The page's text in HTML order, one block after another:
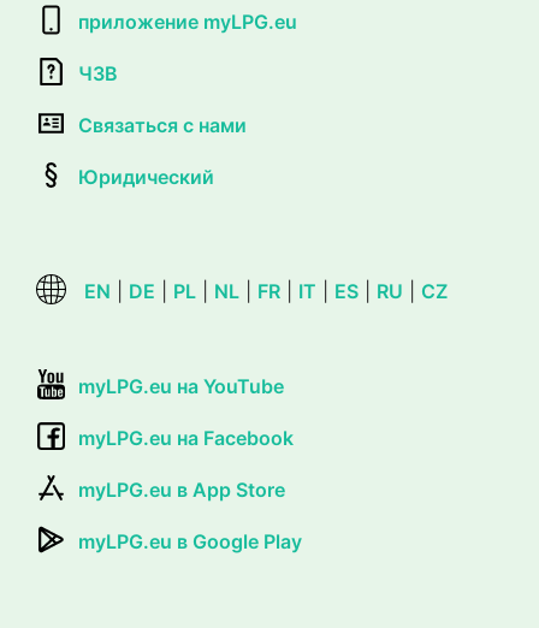
приложение myLPG.eu
ЧЗВ
Связаться с нами
Юридический
EN DE PL NL FR IT ES RU CZ
myLPG.eu на YouTube
myLPG.eu на Facebook
myLPG.eu в App Store
myLPG.eu в Google Play